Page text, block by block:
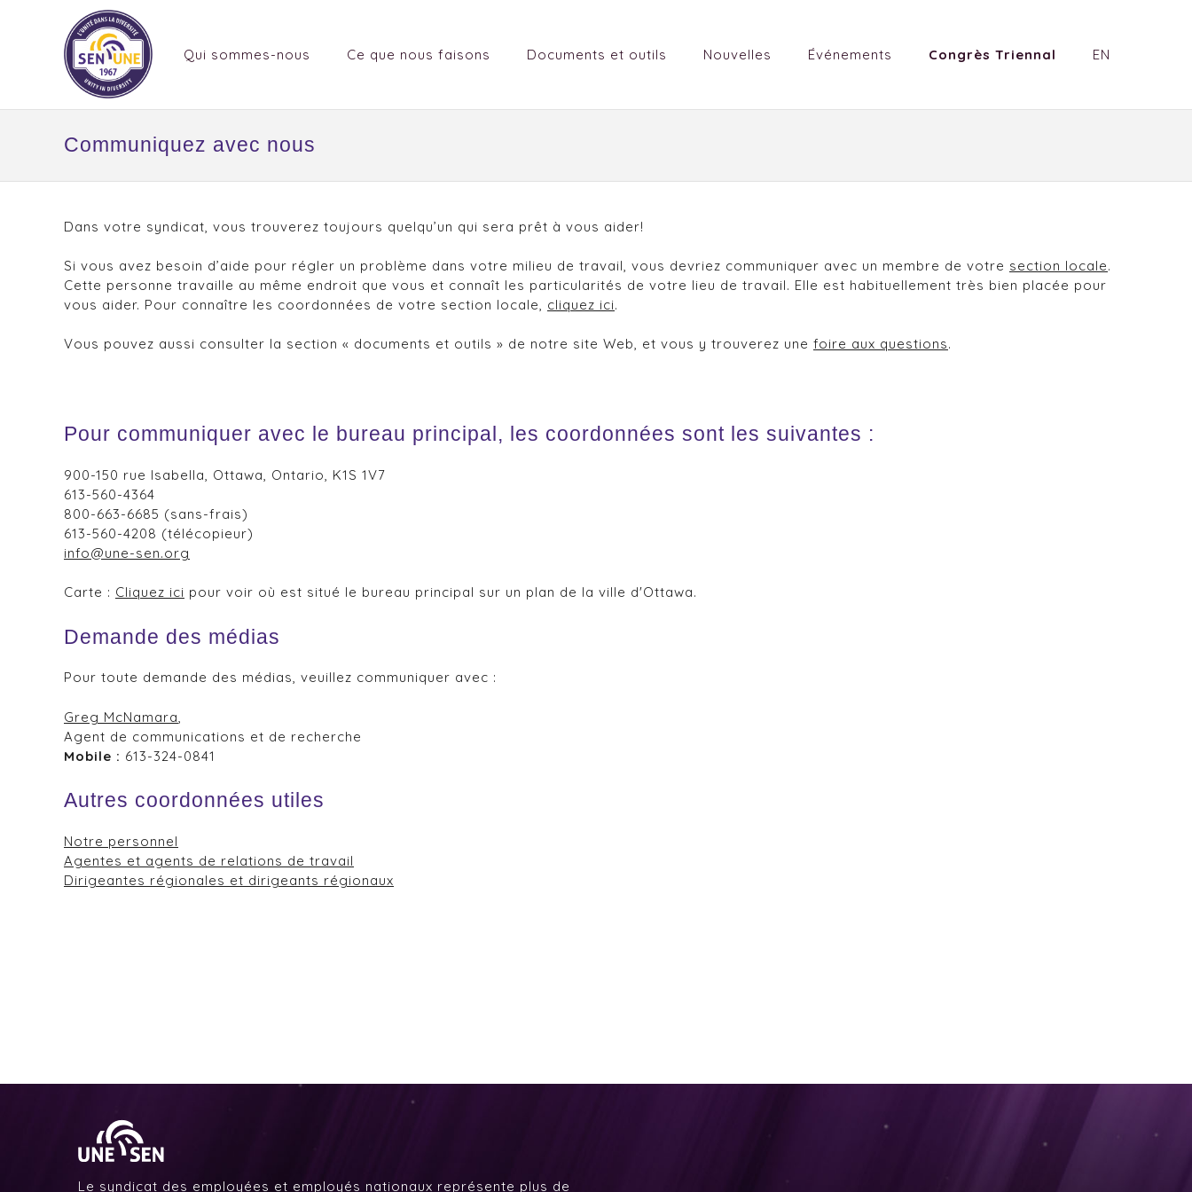
Qui sommes-nous Ce que nous faisons Documents et outils Nouvelles Événements Congrès Triennal EN
Communiquez avec nous
Dans votre syndicat, vous trouverez toujours quelqu’un qui sera prêt à vous aider!
Si vous avez besoin d’aide pour régler un problème dans votre milieu de travail, vous devriez communiquer avec un membre de votre section locale.
Cette personne travaille au même endroit que vous et connaît les particularités de votre lieu de travail. Elle est habituellement très bien placée pour
vous aider. Pour connaître les coordonnées de votre section locale, cliquez ici.
Vous pouvez aussi consulter la section « documents et outils » de notre site Web, et vous y trouverez une foire aux questions.
Pour communiquer avec le bureau principal, les coordonnées sont les suivantes :
900-150 rue Isabella, Ottawa, Ontario, K1S 1V7
613-560-4364
800-663-6685 (sans-frais)
613-560-4208 (télécopieur)
info@une-sen.org
Carte : Cliquez ici pour voir où est situé le bureau principal sur un plan de la ville d'Ottawa.
Demande des médias
Pour toute demande des médias, veuillez communiquer avec :
Greg McNamara,
Agent de communications et de recherche
Mobile : 613-324-0841
Autres coordonnées utiles
Notre personnel
Agentes et agents de relations de travail
Dirigeantes régionales et dirigeants régionaux
Le syndicat des employées et employés nationaux représente plus de